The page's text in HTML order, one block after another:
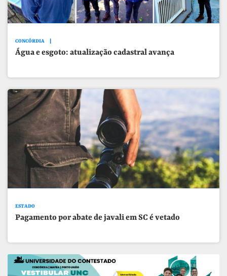
CONCÓRDIA
Água e esgoto: atualização cadastral avança
ESTADO
Pagamento por abate de javali em SC é vetado